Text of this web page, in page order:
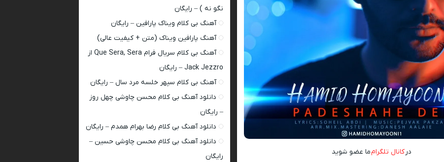
درکانال تلگرامما عضو شوید
نگو نه ) – رایگان
آهنگ بی کلام ویناک پارافین – رایگان
آهنگ پارافین ویناک (متن + کیفیت عالی)
آهنگ بی کلام سریال فرام Que Sera, Sera از
Jack Jezzro – رایگان
آهنگ بی کلام سپهر خلسه مرد سال – رایگان
دانلود آهنگ بی کلام محسن چاوشی چهل روز
– رایگان
دانلود آهنگ بی کلام رضا بهرام همدم – رایگان
دانلود آهنگ بی کلام محسن چاوشی حسین –
رایگان